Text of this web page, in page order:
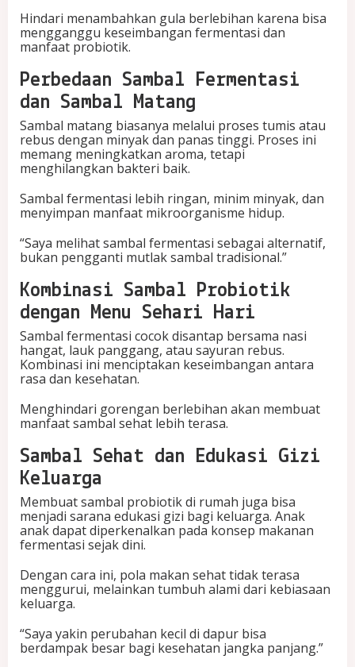
Hindari menambahkan gula berlebihan karena bisa
mengganggu keseimbangan fermentasi dan
manfaat probiotik.
Perbedaan Sambal Fermentasi
dan Sambal Matang
Sambal matang biasanya melalui proses tumis atau
rebus dengan minyak dan panas tinggi. Proses ini
memang meningkatkan aroma, tetapi
menghilangkan bakteri baik.
Sambal fermentasi lebih ringan, minim minyak, dan
menyimpan manfaat mikroorganisme hidup.
“Saya melihat sambal fermentasi sebagai alternatif,
bukan pengganti mutlak sambal tradisional.”
Kombinasi Sambal Probiotik
dengan Menu Sehari Hari
Sambal fermentasi cocok disantap bersama nasi
hangat, lauk panggang, atau sayuran rebus.
Kombinasi ini menciptakan keseimbangan antara
rasa dan kesehatan.
Menghindari gorengan berlebihan akan membuat
manfaat sambal sehat lebih terasa.
Sambal Sehat dan Edukasi Gizi
Keluarga
Membuat sambal probiotik di rumah juga bisa
menjadi sarana edukasi gizi bagi keluarga. Anak
anak dapat diperkenalkan pada konsep makanan
fermentasi sejak dini.
Dengan cara ini, pola makan sehat tidak terasa
menggurui, melainkan tumbuh alami dari kebiasaan
keluarga.
“Saya yakin perubahan kecil di dapur bisa
berdampak besar bagi kesehatan jangka panjang.”